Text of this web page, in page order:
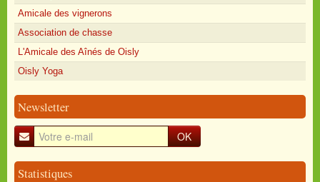
Amicale des vignerons
Association de chasse
L'Amicale des Aînés de Oisly
Oisly Yoga
Newsletter
OK
Statistiques